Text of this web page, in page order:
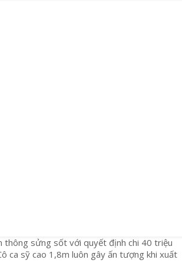
thông sửng sốt với quyết định chi 40 triệu
ca sỹ cao 1,8m luôn gây ấn tượng khi xuất